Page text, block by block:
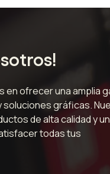
en ofrecer una amplia
soluciones gráficas.
de alta calidad y un
todas tus